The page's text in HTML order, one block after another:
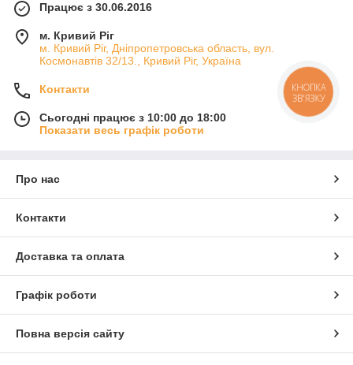
Працює з 30.06.2016
м. Кривий Ріг
м. Кривий Ріг, Дніпропетровська область, вул.
Космонавтів 32/13., Кривий Ріг, Україна
Контакти
Сьогодні працює з 10:00 до 18:00
Показати весь графік роботи
Про нас
Контакти
Доставка та оплата
Графік роботи
Повна версія сайту
КНОПКА
ЗВ'ЯЗКУ